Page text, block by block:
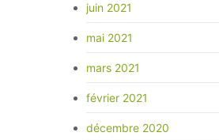
juin 2021
mai 2021
mars 2021
février 2021
décembre 2020